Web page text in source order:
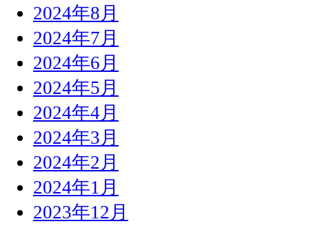
2024年8月
2024年7月
2024年6月
2024年5月
2024年4月
2024年3月
2024年2月
2024年1月
2023年12月